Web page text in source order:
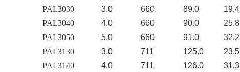
PAL3030
3.0 660 89.0 19.4
PAL3040
4.0 660 90.0 25.8
PAL3050
5.0 660 91.0 32.2
PAL3130
3.0 711 125.0 23.5
PAL3140
4.0 711 126.0 31.3